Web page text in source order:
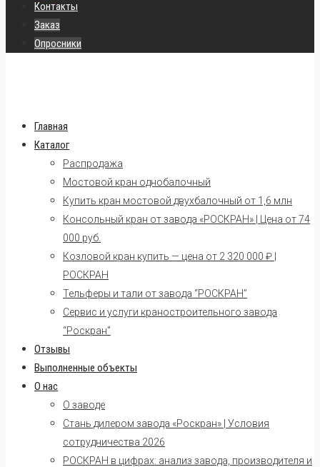
Контакты
Заказ
Опросники
Главная
Каталог
Распродажа
Мостовой кран однобалочный
Купить кран мостовой двухбалочный от 1,6 млн
Консольный кран от завода «РОСКРАН» | Цена от 74
000 руб.
Козловой кран купить — цена от 2 320 000 ₽ |
РОСКРАН
Тельферы и тали от завода “РОСКРАН”
Сервис и услуги краностроительного завода
“Роскран”
Отзывы
Выполненные объекты
О нас
О заводе
Стань дилером завода «Роскран» | Условия
сотрудничества 2026
РОСКРАН в цифрах: анализ завода, производителя и